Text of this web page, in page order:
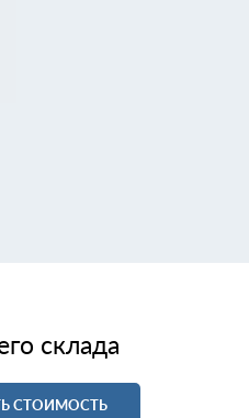
склада
СТОИМОСТЬ